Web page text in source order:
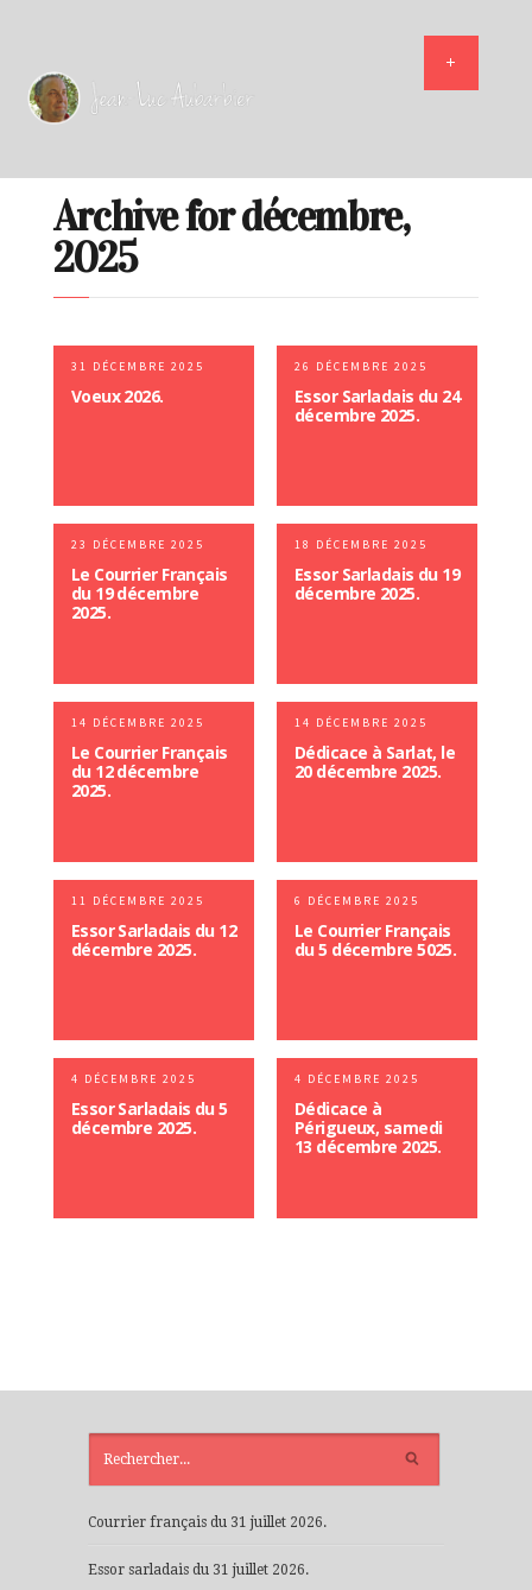
Archive for décembre,
2025
31 DÉCEMBRE 2025
Voeux 2026.
26 DÉCEMBRE 2025
Essor Sarladais du 24
décembre 2025.
23 DÉCEMBRE 2025
Le Courrier Français
du 19 décembre
2025.
18 DÉCEMBRE 2025
Essor Sarladais du 19
décembre 2025.
14 DÉCEMBRE 2025
Le Courrier Français
du 12 décembre
2025.
14 DÉCEMBRE 2025
Dédicace à Sarlat, le
20 décembre 2025.
11 DÉCEMBRE 2025
Essor Sarladais du 12
décembre 2025.
6 DÉCEMBRE 2025
Le Courrier Français
du 5 décembre 5025.
4 DÉCEMBRE 2025
Essor Sarladais du 5
décembre 2025.
4 DÉCEMBRE 2025
Dédicace à
Périgueux, samedi
13 décembre 2025.
Courrier français du 31 juillet 2026.
Essor sarladais du 31 juillet 2026.